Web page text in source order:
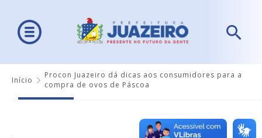
Início
Procon Juazeiro dá dicas aos consumidores para a
compra de ovos de Páscoa